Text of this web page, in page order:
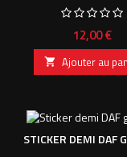
Prix
12,00 €
 Ajouter au
STICKER DEMI DAF